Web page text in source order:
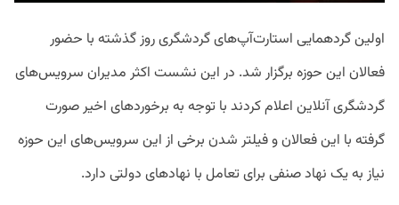
اولین گردهمایی استارت‌آپ‌های گردشگری روز گذشته با حضور
فعالان این حوزه برگزار شد. در این نشست اکثر مدیران سرویس‌های
گردشگری آنلاین اعلام کردند با توجه به برخوردهای اخیر صورت
گرفته با این فعالان و فیلتر شدن برخی از این سرویس‌های این حوزه
نیاز به یک نهاد صنفی برای تعامل با نهادهای دولتی دارد.